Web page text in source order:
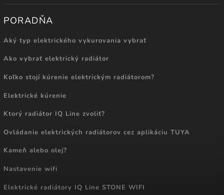
PORADŇA
Aký typ elektrického vykurovania vybrať
Ako vybrať elektrický radiátor
Koľko stojí kúrenie elektrickým radiátorom?
Elektrické kúrenie
Ktorý radiátor IQ Line zvoliť?
Ovládanie elektrických radiátorov cez aplikáciu TUYA
Kameň alebo olej?
Nastavenie wifi
Elektrické radiátory IQ Line STONE WIFI